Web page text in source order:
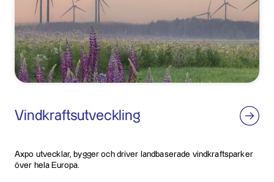
Vindkraftsutveckling
Axpo utvecklar, bygger och driver landbaserade vindkraftsparker
över hela Europa.